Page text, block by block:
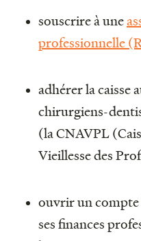
souscrire à une
professionnelle
adhérer la caisse
chirurgiens-
(la CNAVPL
Vieillesse des
ouvrir un compte
ses finances